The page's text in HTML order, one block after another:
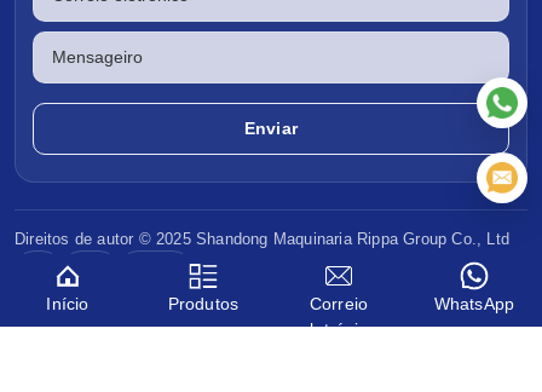
Direitos de autor © 2025 Shandong Maquinaria RippaGroup Co., Ltd
EPA
Início Produtos
Correio
eletrónico
WhatsApp